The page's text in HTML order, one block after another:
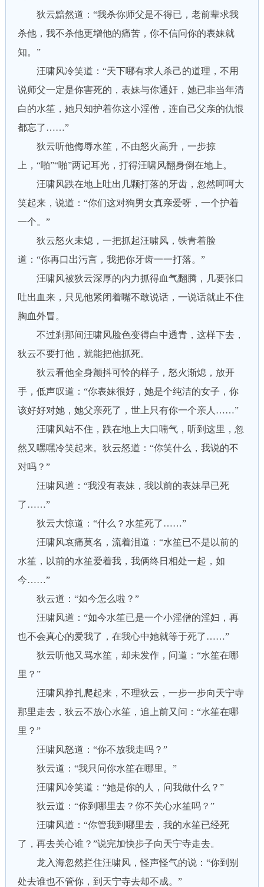
狄云黯然道：“我杀你师父是不得已，老前辈求我
杀他，我不杀他更增他的痛苦，你不信问你的表妹就
知。”
汪啸风冷笑道：“天下哪有求人杀己的道理，不用
说师父一定是你害死的，表妹与你通奸，她已非当年清
白的水笙，她只知护着你这小淫僧，连自己父亲的仇恨
都忘了……”
狄云听他侮辱水笙，不由怒火高升，一步掠
上，“啪”“啪”两记耳光，打得汪啸风翻身倒在地上。
汪啸风跌在地上吐出几颗打落的牙齿，忽然呵呵大
笑起来，说道：“你们这对狗男女真亲爱呀，一个护着
一个。”
狄云怒火未熄，一把抓起汪啸风，铁青着脸
道：“你再口出污言，我把你牙齿一一打落。”
汪啸风被狄云深厚的内力抓得血气翻腾，几要张口
吐出血来，只见他紧闭着嘴不敢说话，一说话就止不住
胸血外冒。
不过刹那间汪啸风脸色变得白中透青，这样下去，
狄云不要打他，就能把他抓死。
狄云看他全身颤抖可怜的样子，怒火渐熄，放开
手，低声叹道：“你表妹很好，她是个纯洁的女子，你
该好好对她，她父亲死了，世上只有你一个亲人……”
汪啸风站不住，跌在地上大口喘气，听到这里，忽
然又嘿嘿冷笑起来。狄云怒道：“你笑什么，我说的不
对吗？”
汪啸风道：“我没有表妹，我以前的表妹早已死
了……”
狄云大惊道：“什么？水笙死了……”
汪啸风哀痛莫名，流着泪道：“水笙已不是以前的
水笙，以前的水笙爱着我，我俩终日相处一起，如
今……”
狄云道：“如今怎么啦？”
汪啸风道：“如今水笙已是一个小淫僧的淫妇，再
也不会真心的爱我了，在我心中她就等于死了……”
狄云听他又骂水笙，却未发作，问道：“水笙在哪
里？”
汪啸风挣扎爬起来，不理狄云，一步一步向天宁寺
那里走去，狄云不放心水笙，追上前又问：“水笙在哪
里？”
汪啸风怒道：“你不放我走吗？”
狄云道：“我只问你水笙在哪里。”
汪啸风冷笑道：“她是你的人，问我做什么？”
狄云道：“你到哪里去？你不关心水笙吗？”
汪啸风道：“你管我到哪里去，我的水笙已经死
了，再去关心谁？”说完加快步子向天宁寺走去。
龙入海忽然拦住汪啸风，怪声怪气的说：“你到别
处去谁也不管你，到天宁寺去却不成。”